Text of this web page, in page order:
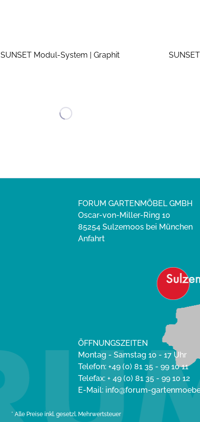
SUNSET Modul-System | Graphit
FORUM GARTENMÖBEL GMBH
Oscar-von-Miller-Ring 10
85254 Sulzemoos bei München
Anfahrt
ÖFFNUNGSZEITEN
Montag - Samstag 10 - 17 Uhr
Telefon: +49 (0) 81 35 - 99 10 11
Telefax: + 49 (0) 81 35 - 99 10 12
E-Mail: info@forum-
* Alle Preise inkl. gesetzl. Mehrwertsteuer